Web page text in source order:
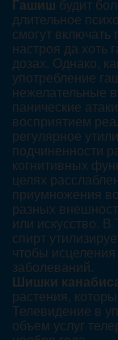
Гашиш будит
длительное
смогут
настроя да хоть
дозах. Однако,
употребление
нежелательные
панические
восприятием
регулярное
подчиненности
когнитивных
целях
приумножения
разных
или искусство.
спирт
чтобы
заболеваний.
Шишки
растения,
Телевидение в
объем услуг